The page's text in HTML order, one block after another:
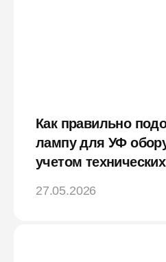
Как правильно
лампу для УФ
учетом
27.05.2026